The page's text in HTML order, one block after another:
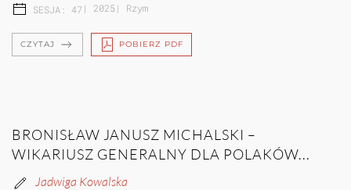
SESJA: 47 | 2025| Rzym
CZYTAJ POBIERZ PDF
BRONISŁAW JANUSZ MICHALSKI –
WIKARIUSZ GENERALNY DLA POLAKÓW...
Jadwiga Kowalska